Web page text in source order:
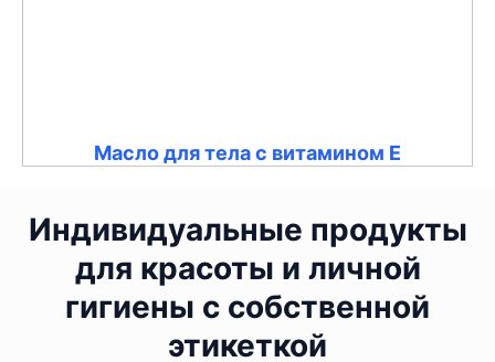
Масло для тела с витамином Е
Индивидуальные продукты
для красоты и личной
гигиены с собственной
этикеткой